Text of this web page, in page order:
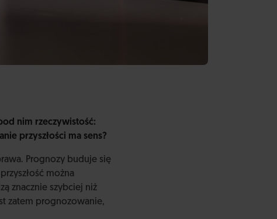
nim rzeczywistość:
przyszłości ma sens?
Prognozy buduje się
można
znacznie szybciej niż
zatem prognozowanie,